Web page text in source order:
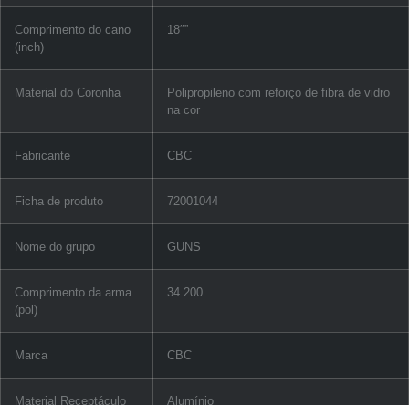
Comprimento do cano
(inch)
18″”
Material do Coronha
Polipropileno com reforço de fibra de vidro
na cor
Fabricante CBC
Ficha de produto 72001044
Nome do grupo GUNS
Comprimento da arma
(pol)
34.200
Marca CBC
Material Receptáculo Alumínio